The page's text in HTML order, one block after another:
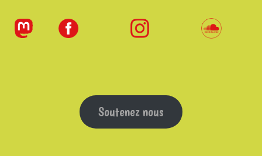
Soutenez nous